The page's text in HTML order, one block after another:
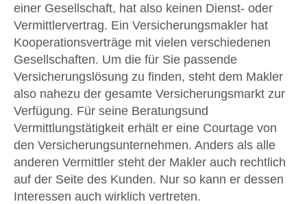
einer Gesellschaft, hat also keinen Dienst- oder
Vermittlervertrag. Ein Versicherungsmakler hat
Kooperationsverträge mit vielen verschiedenen
Gesellschaften. Um die für Sie passende
Versicherungslösung zu finden, steht dem Makler
also nahezu der gesamte Versicherungsmarkt zur
Verfügung. Für seine Beratungsund
Vermittlungstätigkeit erhält er eine Courtage von
den Versicherungsunternehmen. Anders als alle
anderen Vermittler steht der Makler auch rechtlich
auf der Seite des Kunden. Nur so kann er dessen
Interessen auch wirklich vertreten.